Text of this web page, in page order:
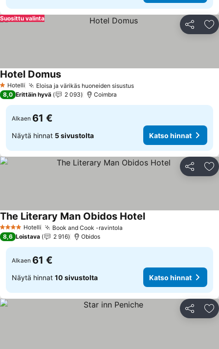
Jaa
Suosittu valinta
1 Tähtiluokitus
Hotelli Eloisa ja värikäs huoneiden sisustus
Hotel Domus
8,0 Erittäin hyvä 2 093 Coimbra
Alkaen 61 €
Näytä hinnat 5 sivustolta Katso hinnat
Jaa
4 Tähtiluokitus
Hotelli Book and Cook -ravintola
The Literary Man Obidos Hotel
8,6 Loistava 2 916 Obidos
Alkaen 61 €
Näytä hinnat 10 sivustolta Katso hinnat
Jaa